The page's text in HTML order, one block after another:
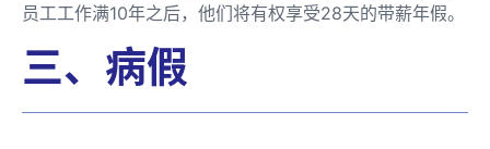
员工工作满10年之后，他们将有权享受28天的带薪年假。
三、病假